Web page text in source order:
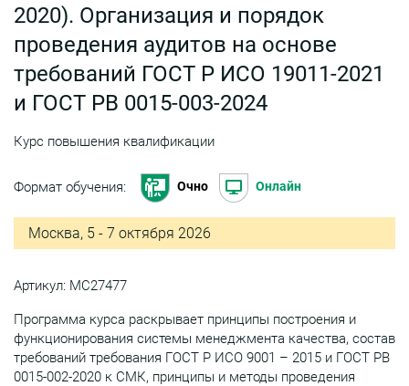
2020). Организация и порядок
проведения аудитов на основе
требований ГОСТ Р ИСО 19011-2021
и ГОСТ РВ 0015-003-2024
Курс повышения квалификации
Формат обучения: Очно Онлайн
Москва, 5 - 7 октября 2026
Артикул: МС27477
Программа курса раскрывает принципы построения и
функционирования системы менеджмента качества, состав
требований требования ГОСТ Р ИСО 9001 – 2015 и ГОСТ РВ
0015-002-2020 к СМК, принципы и методы проведения
Заказать